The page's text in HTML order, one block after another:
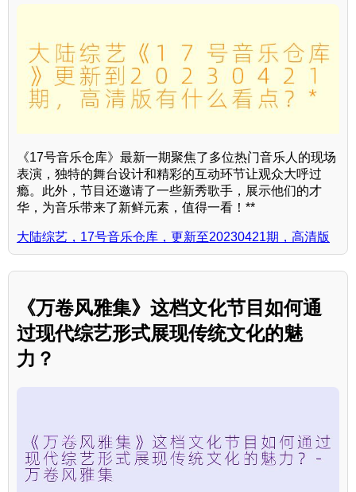
《17号音乐仓库》最新一期聚焦了多位热门音乐人的现场
表演，独特的舞台设计和精彩的互动环节让观众大呼过
瘾。此外，节目还邀请了一些新秀歌手，展示他们的才
华，为音乐带来了新鲜元素，值得一看！**
大陆综艺，17号音乐仓库，更新至20230421期，高清版
《万卷风雅集》这档文化节目如何通
过现代综艺形式展现传统文化的魅
力？